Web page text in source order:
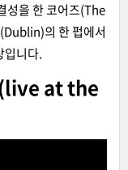
성을 한 코어즈(The
의 한 펍에서
입니다.
at the